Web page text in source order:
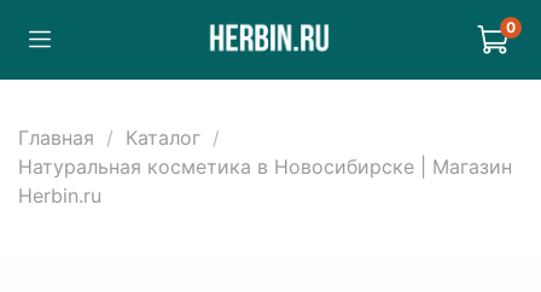
0
Главная
Каталог
Натуральная косметика в Новосибирске | Магазин
Herbin.ru